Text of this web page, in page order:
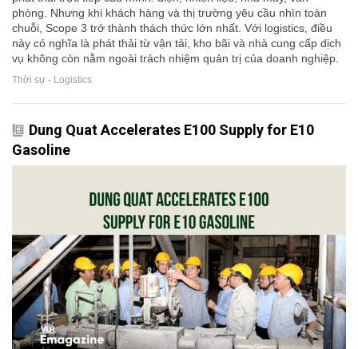
phòng. Nhưng khi khách hàng và thị trường yêu cầu nhìn toàn
chuỗi, Scope 3 trở thành thách thức lớn nhất. Với logistics, điều
này có nghĩa là phát thải từ vận tải, kho bãi và nhà cung cấp dịch
vụ không còn nằm ngoài trách nhiệm quản trị của doanh nghiệp.
Thời sự - Logistics
Dung Quat Accelerates E100 Supply for E10
Gasoline